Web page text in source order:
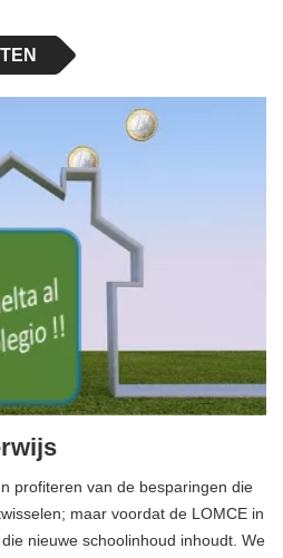
profiteren van de besparingen die
maar voordat de LOMCE in
nieuwe schoolinhoud inhoudt. We